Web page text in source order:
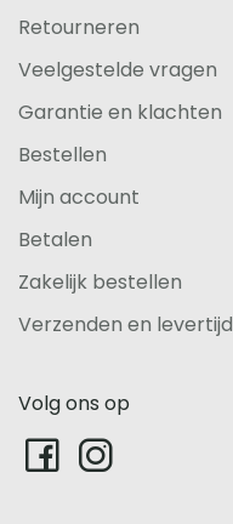
Retourneren
Veelgestelde vragen
Garantie en klachten
Bestellen
Mijn account
Betalen
Zakelijk bestellen
Verzenden en levertijd
Volg ons op